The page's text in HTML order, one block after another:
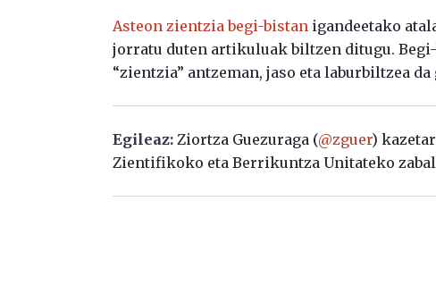
Asteon zientzia begi-bistan igandeetako
jorratu duten artikuluak biltzen ditugu.
“zientzia” antzeman, jaso eta laburbiltzea
Egileaz: Ziortza Guezuraga (@zguer)
Zientifikoko eta Berrikuntza Unitateko